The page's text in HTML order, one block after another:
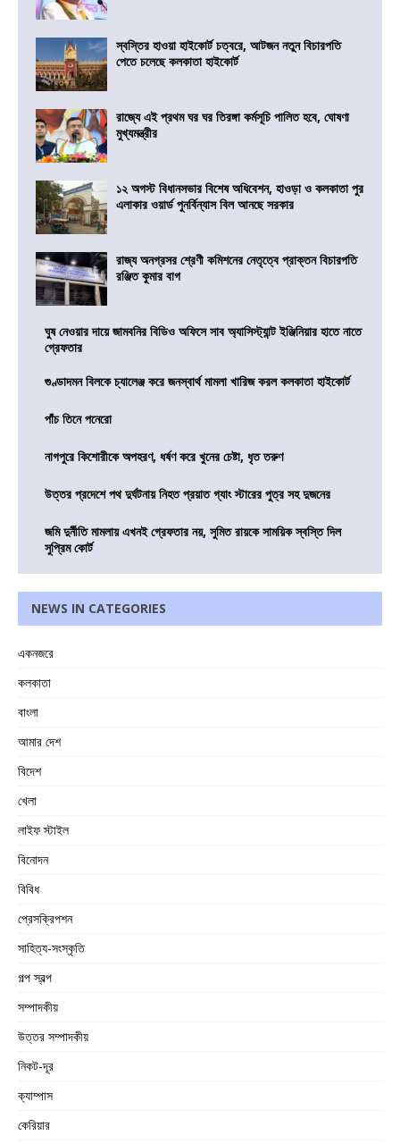
স্বস্তির হাওয়া হাইকোর্ট চত্বরে, আটজন নতুন বিচারপতি
পেতে চলেছে কলকাতা হাইকোর্ট
রাজ্যে এই প্রথম ঘর ঘর তিরঙ্গা কর্মসূচি পালিত হবে, ঘোষণা
মুখ্যমন্ত্রীর
১২ অগস্ট বিধানসভার বিশেষ অধিবেশন, হাওড়া ও কলকাতা পুর
এলাকার ওয়ার্ড পুনর্বিন্যাস বিল আনছে সরকার
রাজ্য অনগ্রসর শ্রেণী কমিশনের নেতৃত্বে প্রাক্তন বিচারপতি
রঞ্জিত কুমার বাগ
ঘুষ নেওয়ার দায়ে জামবনির বিডিও অফিসে সাব অ্যাসিস্ট্যান্ট ইঞ্জিনিয়ার হাতে নাতে
গ্রেফতার
গুণ্ডাদমন বিলকে চ্যালেঞ্জ করে জনস্বার্থ মামলা খারিজ করল কলকাতা হাইকোর্ট
পাঁচ তিনে পনেরো
নাগপুরে কিশোরীকে অপহরণ, ধর্ষণ করে খুনের চেষ্টা, ধৃত তরুণ
উত্তর প্রদেশে পথ দুর্ঘটনায় নিহত প্রয়াত গ্যাং স্টারের পুত্র সহ দুজনের
জমি দুর্নীতি মামলায় এখনই গ্রেফতার নয়, সুমিত রায়কে সাময়িক স্বস্তি দিল
সুপ্রিম কোর্ট
NEWS IN CATEGORIES
একনজরে
কলকাতা
বাংলা
আমার দেশ
বিদেশ
খেলা
লাইফ স্টাইল
বিনোদন
বিবিধ
প্রেসক্রিপশন
সাহিত্য-সংস্কৃতি
গল্প স্বল্প
সম্পাদকীয়
উত্তর সম্পাদকীয়
নিকট-দূর
ক্যাম্পাস
কেরিয়ার